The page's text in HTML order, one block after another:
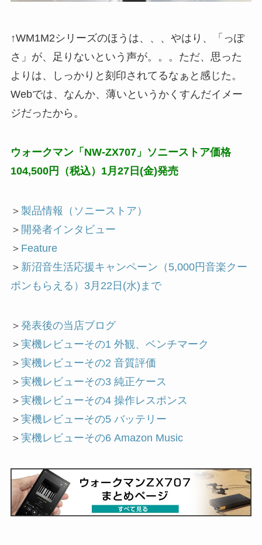
↑WM1M2シリーズのほうは、、、やはり、「っぽ
さ」が、足りないという声が。。。ただ、思った
よりは、しっかりと刻印されてるなぁと感じた。
Webでは、なんか、薄いというかくすんだイメー
ジだったから。
ウォークマン「NW-ZX707」ソニーストア価格
104,500円（税込）1月27日(金)発売
＞ 製品情報（ソニーストア）
＞ 開発者インタビュー
＞ Feature
＞ 新沼音生活応援キャンペーン（5,000円音楽クー
ポンもらえる）3月22日(水)まで
＞ 発表後の当店ブログ
＞ 実機レビューその1 外観、ベンチマーク
＞ 実機レビューその2 音質評価
＞ 実機レビューその3 純正ケース
＞ 実機レビューその4 操作レスポンス
＞ 実機レビューその5 バッテリー
＞ 実機レビューその6 Amazon Music